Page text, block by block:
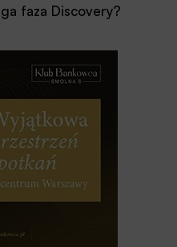
faza Discovery?